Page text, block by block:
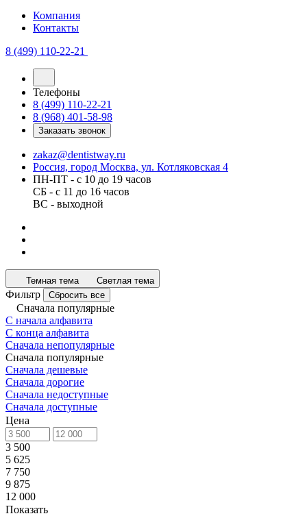
Компания
Контакты
8 (499) 110-22-21
Телефоны
8 (499) 110-22-21
8 (968) 401-58-98
Заказать звонок
zakaz@dentistway.ru
Россия, город Москва, ул. Котляковская 4
ПН-ПТ - с 10 до 19 часов
СБ - с 11 до 16 часов
ВС - выходной
Темная тема Светлая тема
Фильтр Сбросить все
Сначала популярные
С начала алфавита
С конца алфавита
Сначала непопулярные
Сначала популярные
Сначала дешевые
Сначала дорогие
Сначала недоступные
Сначала доступные
Цена
3 500
5 625
7 750
9 875
12 000
Показать